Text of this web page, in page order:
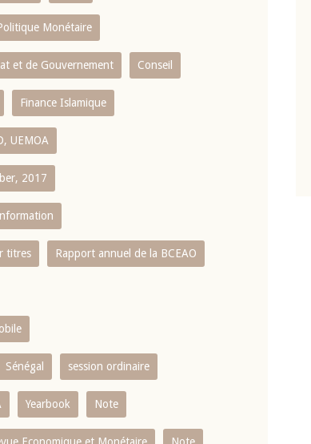
Monétaire
et de Gouvernement Conseil
Finance Islamique
UEMOA
2017
titres Rapport annuel de la BCEAO
Sénégal session ordinaire
Yearbook Note